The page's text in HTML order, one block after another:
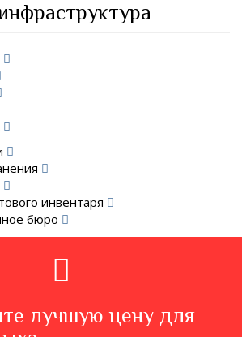
инвентаря
бюро
лучшую цену для